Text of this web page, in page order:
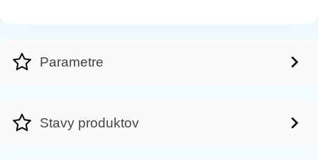
Parametre
Stavy produktov